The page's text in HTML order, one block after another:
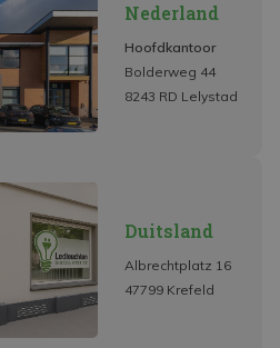
Nederland
Hoofdkantoor
Bolderweg 44
8243 RD Lelystad
Duitsland
Albrechtplatz 16
47799 Krefeld